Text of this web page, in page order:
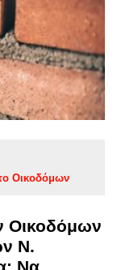
Οικοδόμων
Οικοδόμων
Ν.
Να